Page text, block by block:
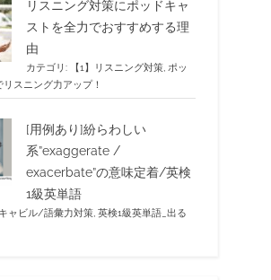
リスニング対策にポッドキャ
ストを全力でおすすめする理
由
カテゴリ: 【1】リスニング対策 ポッ
リスニング力アップ！
[用例あり]紛らわしい
系”exaggerate /
exacerbate”の意味定着/英検
1級英単語
ャビル/語彙力対策, 英検1級英単語_出る